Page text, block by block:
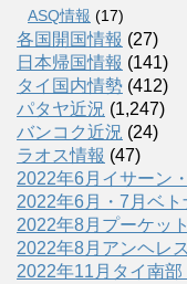
ASQ情報 (17)
各国開国情報 (27)
日本帰国情報 (141)
タイ国内情勢 (412)
パタヤ近況 (1,247)
バンコク近況 (24)
ラオス情報 (47)
2022年6月イサーン
2022年6月・7月ベ
2022年8月プーケッ
2022年8月アンヘレ
2022年11月タイ南